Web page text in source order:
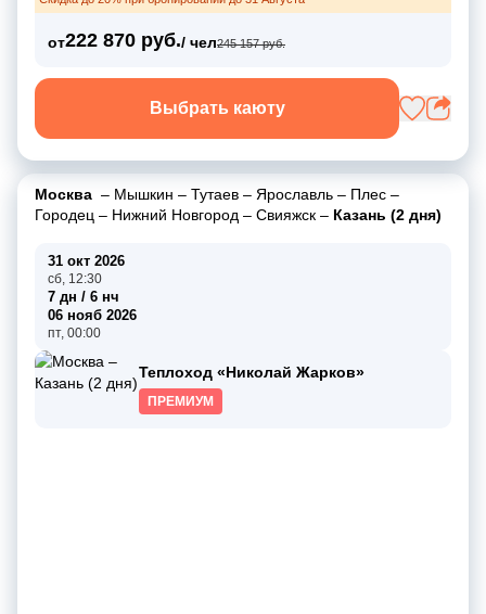
от222 870 руб./ чел245 157 руб.
Выбрать каюту
Москва – Мышкин – Тутаев – Ярославль – Плес –
Городец – Нижний Новгород – Свияжск – Казань (2 дня)
31 окт 2026
сб, 12:30
7 дн / 6 нч
06 нояб 2026
пт, 00:00
Теплоход «Николай Жарков»
ПРЕМИУМ